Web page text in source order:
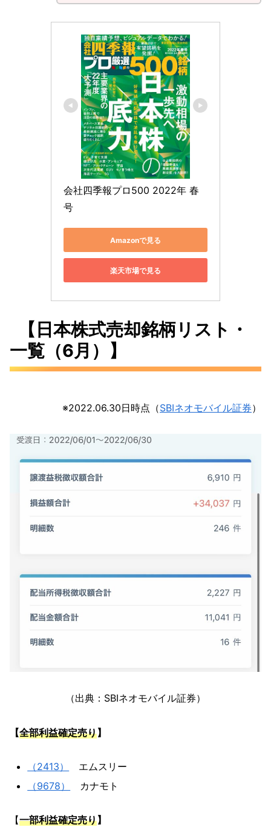
会社四季報プロ500 2022年 春
号
Amazonで見る
楽天市場で見る
【日本株式売却銘柄リスト・
一覧（6月）】
※2022.06.30日時点（SBIネオモバイル証券）
（出典：SBIネオモバイル証券）
【全部利益確定売り】
（2413）
エムスリー
（9678）
カナモト
【一部利益確定売り】